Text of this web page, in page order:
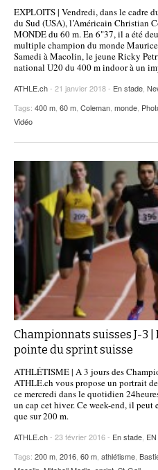
EXPLOITS | Vendredi, dans le cadre
du Sud (USA), l’Américain Christian
MONDE du 60 m. En 6"37, il a été
multiple champion du monde
Samedi à Macolin, le jeune Ricky
national U20 du 400 m indoor à un
ATHLE.ch- 21 janvier 2018 - En stade
Tags: 400 m 60 m Coleman monde
Vidéo
Championnats suisses J-3
pointe du sprint suisse
ATHLÉTISME | A 3 jours des
ATHLE.ch vous propose un portrait
ce mercredi dans le quotidien
un cap cet hiver. Ce week-end, il peut
que sur 200 m.
ATHLE.ch- 23 février 2016 - En stade,
Tags: 200 m, 2016, 60 m, athlétisme,